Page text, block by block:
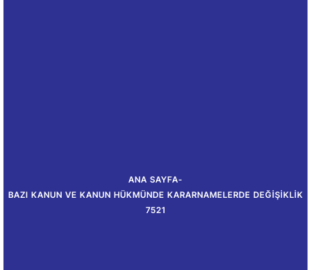
ANA SAYFA-
BAZI KANUN VE KANUN HÜKMÜNDE KARARNAMELERDE DEĞIŞIKLIK
7521